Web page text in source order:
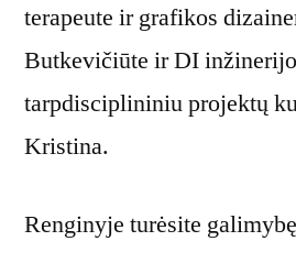
terapeute ir grafikos
Butkevičiūte ir DI
tarpdisciplininiu projektų
Kristina.
Renginyje turėsite